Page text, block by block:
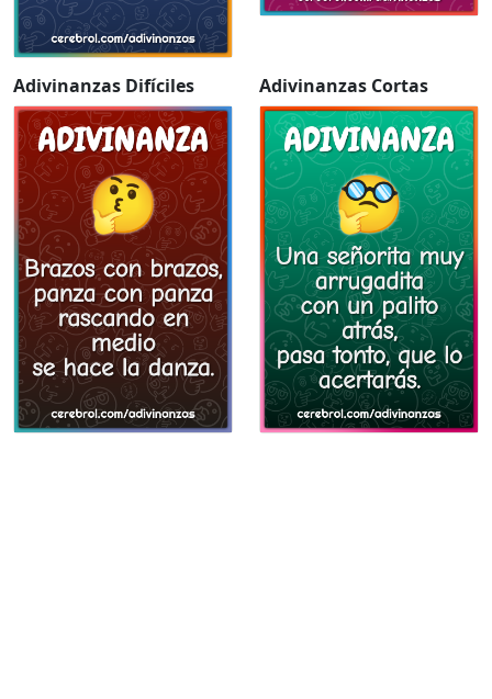
Adivinanzas Difíciles Adivinanzas Cortas